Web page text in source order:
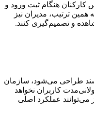
هنگام ثبت ورود و
ترتیب، مدیران نیز
و تصمیم‌گیری کنند.
طراحی می‌شود، سازمان
کاربران نخواهد
می‌توانند عملکرد اصلی